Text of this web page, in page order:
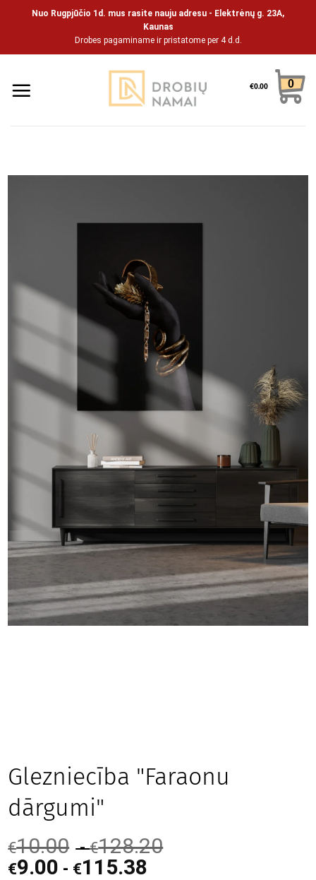
Nuo Rugpjūčio 1d. mus rasite nauju adresu - Elektrėnų g. 23A,
Kaunas
Drobes pagaminame ir pristatome per 4 d.d.
€0.00 0
Glezniecība "Faraonu
dārgumi"
€10.00 -€128.20
€9.00 - €115.38